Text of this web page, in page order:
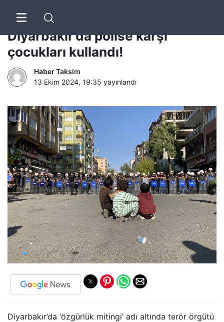
PKK sempatizanları
Diyarbakır’da polise karşı
çocukları kullandı!
Haber Taksim
13 Ekim 2024, 19:35 yayınlandı
Diyarbakır’da ‘özgürlük mitingi’ adı altında terör örgütü